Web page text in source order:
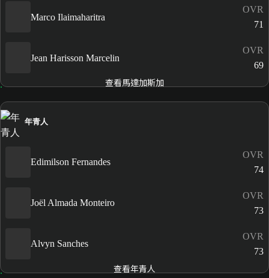
Marco Ilaimaharitra
OVR
71
Jean Harisson Marcelin
OVR
69
查看馬達加斯加
年青人
Edimilson Fernandes
OVR
74
Joël Almada Monteiro
OVR
73
Alvyn Sanches
OVR
73
查看年青人